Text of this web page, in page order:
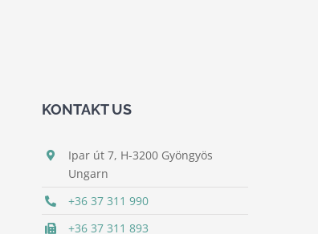
KONTAKT US
Ipar út 7, H-3200 Gyöngyös
Ungarn
+36 37 311 990
+36 37 311 893